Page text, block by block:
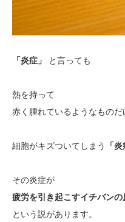
「炎症」 と言っても
熱を持って
赤く腫れているようなもの
細胞がキズついてしまう 「炎
その炎症が
疲労を引き起こすイチバン
という説があります。